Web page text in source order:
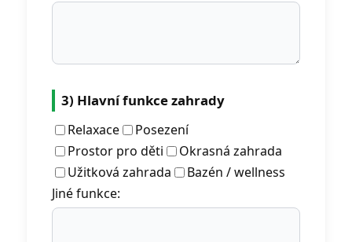
3) Hlavní funkce zahrady
Relaxace
Posezení
Prostor pro děti
Okrasná zahrada
Užitková zahrada
Bazén / wellness
Jiné funkce: